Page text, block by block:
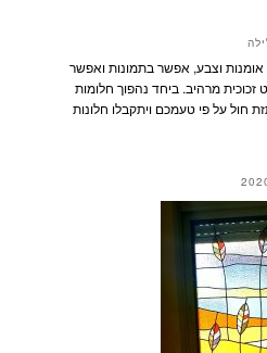
וצבע, אפשר בתמונות ואפשר
זכוכית מרהיב. ביחד נהפוך חלומות
חול על פי טעמכם ויתקבלו חלונות